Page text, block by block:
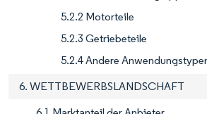
5.2.2 Motorteile
5.2.3 Getriebeteile
5.2.4 Andere
6. WETTBEWERBSLANDSCHAFT